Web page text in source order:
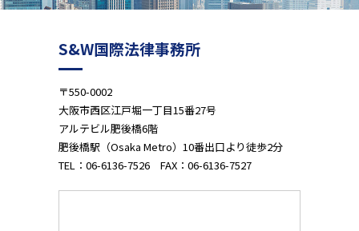
S&W国際法律事務所
〒550-0002
大阪市西区江戸堀一丁目15番27号
アルテビル肥後橋6階
肥後橋駅（Osaka Metro）10番出口より徒歩2分
TEL： 06-6136-7526 FAX：06-6136-7527